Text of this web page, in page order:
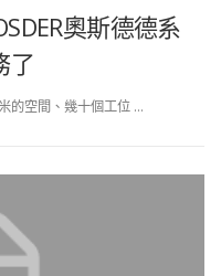
奧斯德德系
了
的空間、幾十個工位 …